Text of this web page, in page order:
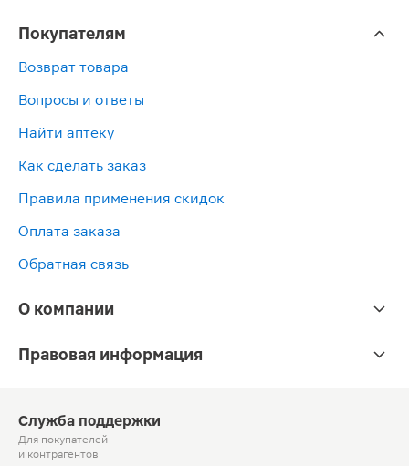
Покупателям
Возврат товара
Вопросы и ответы
Найти аптеку
Как сделать заказ
Правила применения скидок
Оплата заказа
Обратная связь
О компании
Правовая информация
Служба поддержки
Для покупателей
и контрагентов